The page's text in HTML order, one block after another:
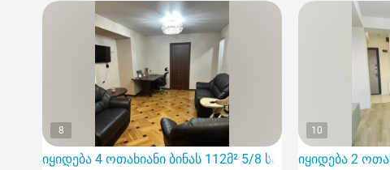
8
იყიდება 4 ოთახიანი ბინას 112მ² 5/8 სართ
10
იყიდება 2